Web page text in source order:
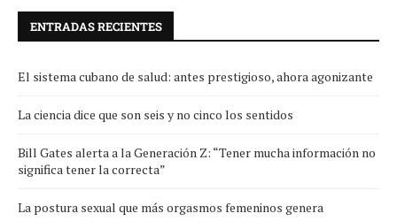
ENTRADAS RECIENTES
El sistema cubano de salud: antes prestigioso, ahora agonizante
La ciencia dice que son seis y no cinco los sentidos
Bill Gates alerta a la Generación Z: “Tener mucha información no
significa tener la correcta”
La postura sexual que más orgasmos femeninos genera